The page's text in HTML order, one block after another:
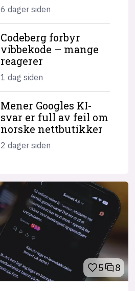
6 dager siden
Codeberg forbyr
vibbekode – mange
reagerer
1 dag siden
Mener Googles KI-
svar er full av feil om
norske nettbutikker
2 dager siden
5 8